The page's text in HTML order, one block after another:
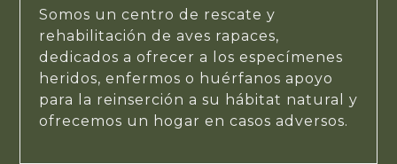
Somos un centro de rescate y
rehabilitación de aves rapaces,
dedicados a ofrecer a los especímenes
heridos, enfermos o huérfanos apoyo
para la reinserción a su hábitat natural y
ofrecemos un hogar en casos adversos.